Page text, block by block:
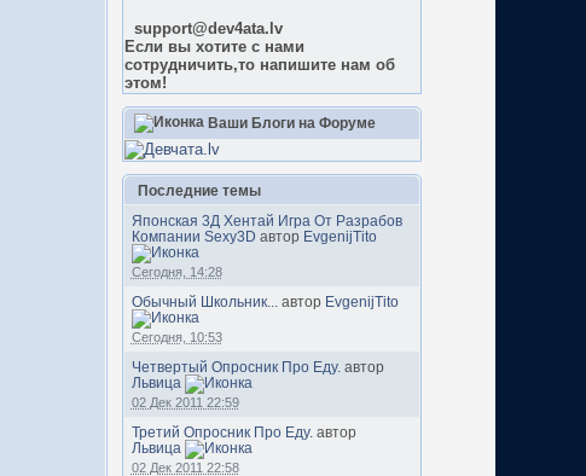
support@dev4ata.lv
Если вы хотите с нами
сотрудничить,то напишите нам об
этом!
Ваши Блоги на Форуме
Последние темы
Японская 3Д Хентай Игра От Разрабов
Компании Sexy3D автор EvgenijTito
Сегодня, 14:28
Обычный Школьник... автор EvgenijTito
Сегодня, 10:53
Четвертый Опросник Про Еду. автор
Львица
02 Дек 2011 22:59
Третий Опросник Про Еду. автор
Львица
02 Дек 2011 22:58